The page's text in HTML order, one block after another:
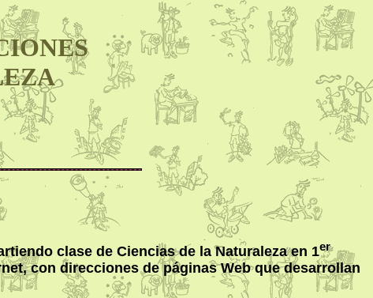
clase de Ciencias de la Naturaleza en 1er
con direcciones de páginas Web que desarrollan